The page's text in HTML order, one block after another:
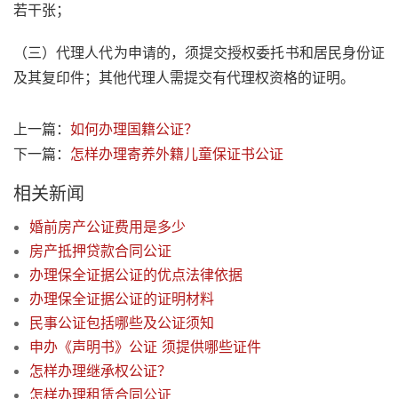
若干张；
（三）代理人代为申请的，须提交授权委托书和居民身份证
及其复印件；其他代理人需提交有代理权资格的证明。
上一篇： 如何办理国籍公证？
下一篇： 怎样办理寄养外籍儿童保证书公证
相关新闻
婚前房产公证费用是多少
房产抵押贷款合同公证
办理保全证据公证的优点法律依据
办理保全证据公证的证明材料
民事公证包括哪些及公证须知
申办《声明书》公证 须提供哪些证件
怎样办理继承权公证？
怎样办理租赁合同公证